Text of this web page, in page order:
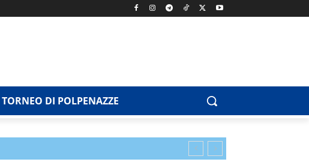
TORNEO DI POLPENAZZE